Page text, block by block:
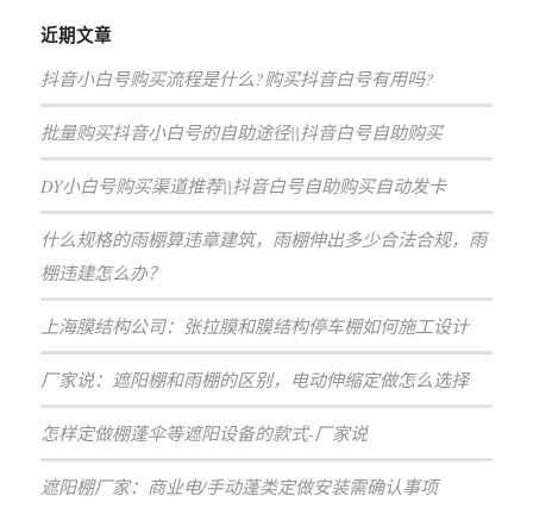
近期文章
抖音小白号购买流程是什么?购买抖音白号有用吗?
批量购买抖音小白号的自助途径||抖音白号自助购买
DY小白号购买渠道推荐||抖音白号自助购买自动发卡
什么规格的雨棚算违章建筑，雨棚伸出多少合法合规，雨
棚违建怎么办？
上海膜结构公司：张拉膜和膜结构停车棚如何施工设计
厂家说：遮阳棚和雨棚的区别，电动伸缩定做怎么选择
怎样定做棚蓬伞等遮阳设备的款式-厂家说
遮阳棚厂家：商业电/手动蓬类定做安装需确认事项